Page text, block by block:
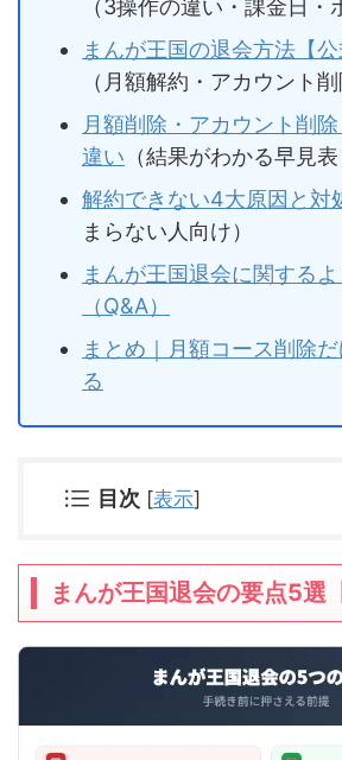
（3操作の違い・課金日・
まんが王国の退会方法【公
（月額解約・アカウント削
月額削除・アカウント削
違い （結果がわかる早見表
解約できない4大原因と対
まらない人向け）
まんが王国退会に関する
（Q&A）
まとめ｜月額コース削除
る
目次 [表示]
まんが王国退会の要点5選